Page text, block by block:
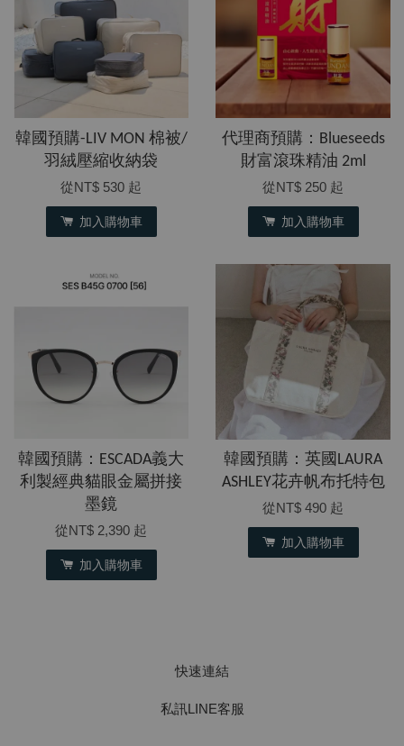
韓國預購-LIV MON 棉被/
羽絨壓縮收納袋
從NT$ 530 起
加入購物車
代理商預購：Blueseeds
財富滾珠精油 2ml
從NT$ 250 起
加入購物車
韓國預購：ESCADA義大
利製經典貓眼金屬拼接
墨鏡
從NT$ 2,390 起
加入購物車
韓國預購：英國LAURA
ASHLEY花卉帆布托特包
從NT$ 490 起
加入購物車
快速連結
私訊LINE客服